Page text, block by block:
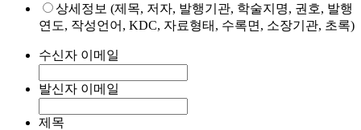
상세정보 (제목, 저자, 발행기관, 학술지명, 권호, 발행
연도, 작성언어, KDC, 자료형태, 수록면, 소장기관, 초록)
수신자 이메일
발신자 이메일
제목